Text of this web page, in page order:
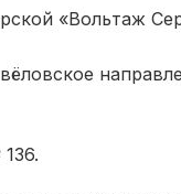
«Вольтаж